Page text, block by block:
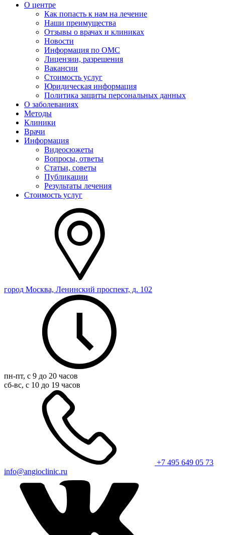
О центре
Как попасть к нам на лечение
Наши преимущества
Отзывы о врачах и клиниках
Новости
Информация по ОМС
Лицензии, разрешения
Вакансии
Стоимость услуг
Юридическая информация
Политика защиты персональных данных
О заболеваниях
Методы
Клиники
Врачи
Информация
Видеосюжеты
Вопросы, ответы
Статьи, советы
Публикации
Результаты лечения
Стоимость услуг
город Москва, Ленинский проспект, д. 102
пн-пт, с 9 до 20 часов
сб-вс, с 10 до 19 часов
+7 495 649 05 73
info@angioclinic.ru